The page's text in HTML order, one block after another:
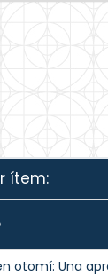
ítem:
otomí: Una